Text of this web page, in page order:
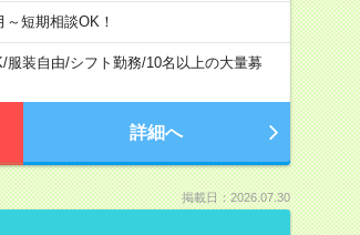
短期相談OK！
/服装自由/シフト勤務/10名以上の大量募
詳細へ
掲載日：2026.07.30